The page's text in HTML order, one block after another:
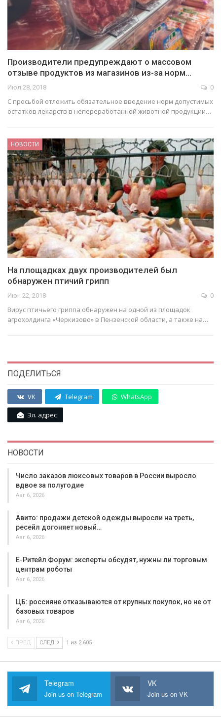
Производители предупреждают о массовом
отзыве продуктов из магазинов из-за норм…
Июл 28, 2018 0
С просьбой отложить обязательное введение норм допустимых
остатков лекарств в непереработанной животной продукции…
НОВОСТИ
На площадках двух производителей был
обнаружен птичий грипп
Июн 22, 2018 0
Вирус птичьего гриппа обнаружен на одной из площадок
агрохолдинга «Черкизово» в Пензенской области, а также на…
ПОДЕЛИТЬСЯ
VK Telegram WhatsApp
Эл. адрес
НОВОСТИ
Число заказов люксовых товаров в России выросло
вдвое за полугодие
Авг 6, 2026
Авито: продажи детской одежды выросли на треть,
ресейл догоняет новый…
Авг 6, 2026
Е-Ритейл Форум: эксперты обсудят, нужны ли торговым
центрам роботы
Авг 6, 2026
ЦБ: россияне отказываются от крупных покупок, но не от
базовых товаров
Авг 6, 2026
ПРЕД СЛЕД 1 из 2 605
Telegram
Join us on Telegram
VK
Join us on VK